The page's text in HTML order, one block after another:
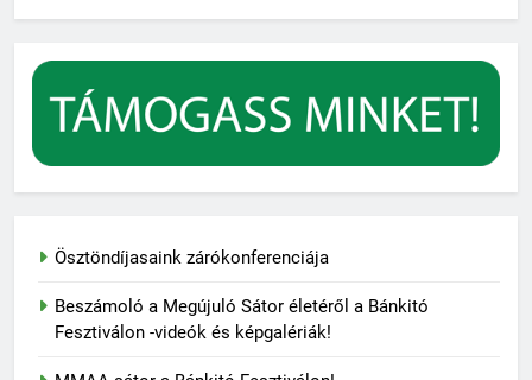
Ösztöndíjasaink zárókonferenciája
Beszámoló a Megújuló Sátor életéről a Bánkitó
Fesztiválon -videók és képgalériák!